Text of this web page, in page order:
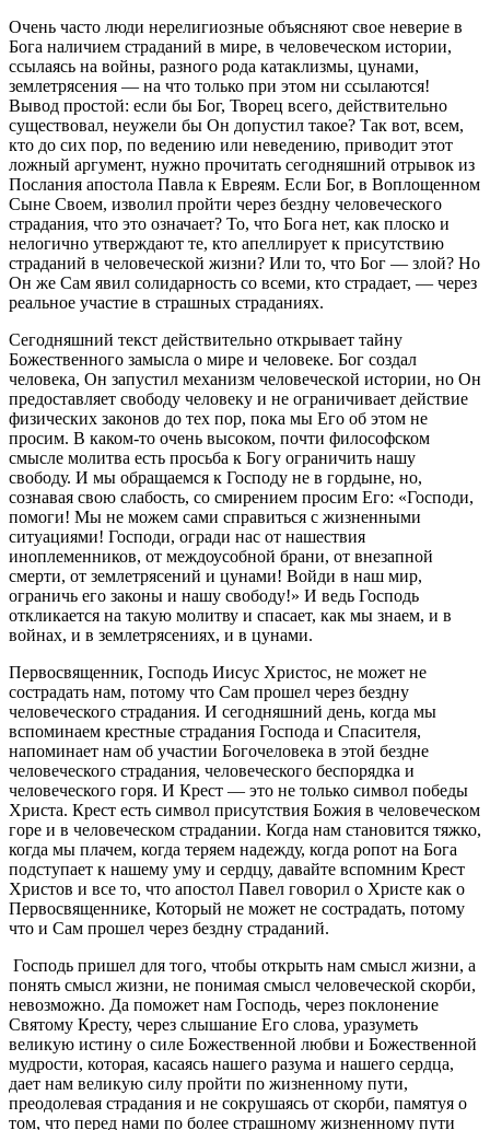
Очень часто люди нерелигиозные объясняют свое неверие в
Бога наличием страданий в мире, в человеческом истории,
ссылаясь на войны, разного рода катаклизмы, цунами,
землетрясения — на что только при этом ни ссылаются!
Вывод простой: если бы Бог, Творец всего, действительно
существовал, неужели бы Он допустил такое? Так вот, всем,
кто до сих пор, по ведению или неведению, приводит этот
ложный аргумент, нужно прочитать сегодняшний отрывок из
Послания апостола Павла к Евреям. Если Бог, в Воплощенном
Сыне Своем, изволил пройти через бездну человеческого
страдания, что это означает? То, что Бога нет, как плоско и
нелогично утверждают те, кто апеллирует к присутствию
страданий в человеческой жизни? Или то, что Бог — злой? Но
Он же Сам явил солидарность со всеми, кто страдает, — через
реальное участие в страшных страданиях.
Сегодняшний текст действительно открывает тайну
Божественного замысла о мире и человеке. Бог создал
человека, Он запустил механизм человеческой истории, но Он
предоставляет свободу человеку и не ограничивает действие
физических законов до тех пор, пока мы Его об этом не
просим. В каком-то очень высоком, почти философском
смысле молитва есть просьба к Богу ограничить нашу
свободу. И мы обращаемся к Господу не в гордыне, но,
сознавая свою слабость, со смирением просим Его: «Господи,
помоги! Мы не можем сами справиться с жизненными
ситуациями! Господи, огради нас от нашествия
иноплеменников, от междоусобной брани, от внезапной
смерти, от землетрясений и цунами! Войди в наш мир,
ограничь его законы и нашу свободу!» И ведь Господь
откликается на такую молитву и спасает, как мы знаем, и в
войнах, и в землетрясениях, и в цунами.
Первосвященник, Господь Иисус Христос, не может не
сострадать нам, потому что Сам прошел через бездну
человеческого страдания. И сегодняшний день, когда мы
вспоминаем крестные страдания Господа и Спасителя,
напоминает нам об участии Богочеловека в этой бездне
человеческого страдания, человеческого беспорядка и
человеческого горя. И Крест — это не только символ победы
Христа. Крест есть символ присутствия Божия в человеческом
горе и в человеческом страдании. Когда нам становится тяжко,
когда мы плачем, когда теряем надежду, когда ропот на Бога
подступает к нашему уму и сердцу, давайте вспомним Крест
Христов и все то, что апостол Павел говорил о Христе как о
Первосвященнике, Который не может не сострадать, потому
что и Сам прошел через бездну страданий.
Господь пришел для того, чтобы открыть нам смысл жизни, а
понять смысл жизни, не понимая смысл человеческой скорби,
невозможно. Да поможет нам Господь, через поклонение
Святому Кресту, через слышание Его слова, уразуметь
великую истину о силе Божественной любви и Божественной
мудрости, которая, касаясь нашего разума и нашего сердца,
дает нам великую силу пройти по жизненному пути,
преодолевая страдания и не сокрушаясь от скорби, памятуя о
том, что перед нами по более страшному жизненному пути